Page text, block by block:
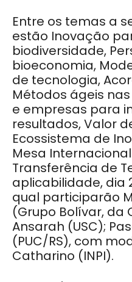
Entre os temas a
estão Inovação
biodiversidade,
bioeconomia,
de tecnologia,
Métodos ágeis
e empresas para
resultados, Valor
Ecossistema de
Mesa
Transferência de
aplicabilidade, dia
qual participarão
(Grupo Bolívar, da
Ansarah (USC);
(PUC/RS), com
Catharino (INPI).